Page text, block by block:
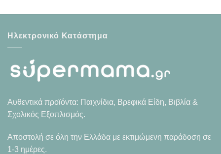
Ηλεκτρονικό Κατάστημα
Αυθεντικά προϊόντα: Παιχνίδια, Βρεφικά Είδη, Βιβλία &
Σχολικός Εξοπλισμός.
Αποστολή σε όλη την Ελλάδα με εκτιμώμενη παράδοση σε
1-3 ημέρες.